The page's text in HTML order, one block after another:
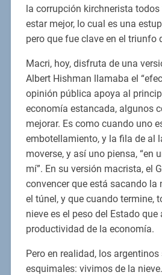
la corrupción kirchnerista
estar mejor, lo cual es una
pero que fue clave en el triunfo
Macri, hoy, disfruta de una
Albert Hishman llamaba el
opinión pública apoya al
economía estancada, algunos
mejorar. Es como cuando uno
embotellamiento, y la fila de al
moverse, y así uno piensa, “en
mí”. En su versión macrista, el
convencer que está sacando la
el túnel, y que cuando termine,
nieve es el peso del Estado que
productividad de la economía.
Pero en realidad, los
esquimales: vivimos de la